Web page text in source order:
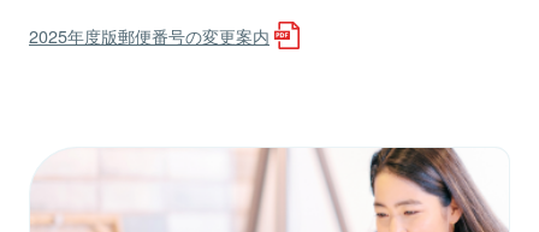
2025年度版郵便番号の変更案内